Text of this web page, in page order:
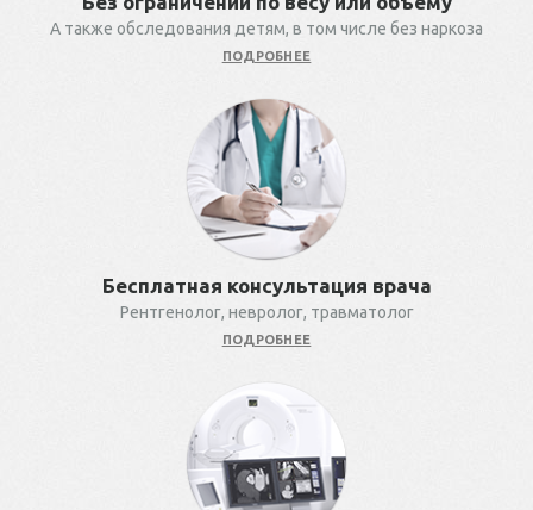
А также обследования детям, в том числе без наркоза
ПОДРОБНЕЕ
Бесплатная консультация врача
Рентгенолог, невролог, травматолог
ПОДРОБНЕЕ